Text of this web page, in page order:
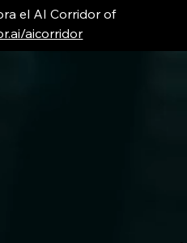
el AI Corridor of
aicorridor